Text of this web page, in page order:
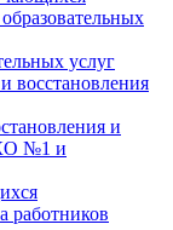
услуг
восстановления
и
№1 и
работников